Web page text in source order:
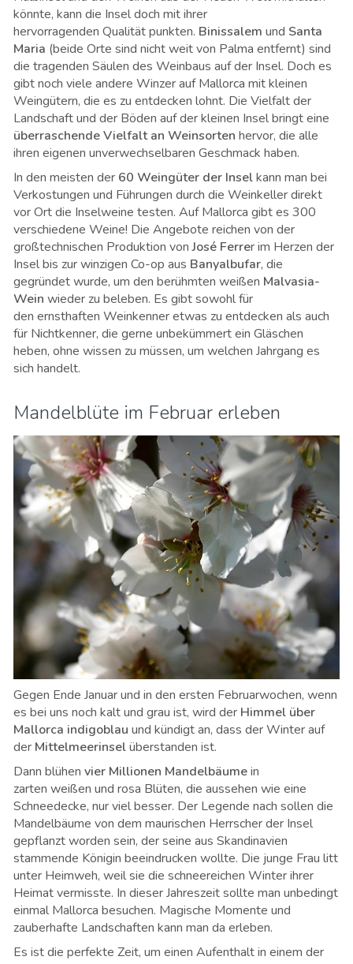
könnte, kann die Insel doch mit ihrer
hervorragenden Qualität punkten. Binissalem und Santa
Maria (beide Orte sind nicht weit von Palma entfernt) sind
die tragenden Säulen des Weinbaus auf der Insel. Doch es
gibt noch viele andere Winzer auf Mallorca mit kleinen
Weingütern, die es zu entdecken lohnt. Die Vielfalt der
Landschaft und der Böden auf der kleinen Insel bringt eine
überraschende Vielfalt an Weinsorten hervor, die alle
ihren eigenen unverwechselbaren Geschmack haben.
In den meisten der 60 Weingüter der Inselkann man bei
Verkostungen und Führungen durch die Weinkeller direkt
vor Ort die Inselweine testen. Auf Mallorca gibt es 300
verschiedene Weine! Die Angebote reichen von der
großtechnischen Produktion vonJosé Ferrer im Herzen der
Insel bis zur winzigen Co-op aus Banyalbufar, die
gegründet wurde, um den berühmten weißen Malvasia-
Wein wieder zu beleben. Es gibt sowohl für
den ernsthaften Weinkenner etwas zu entdecken als auch
für Nichtkenner, die gerne unbekümmert ein Gläschen
heben, ohne wissen zu müssen, um welchen Jahrgang es
sich handelt.
Mandelblüte im Februar erleben
Gegen Ende Januar und in den ersten Februarwochen, wenn
es bei uns noch kalt und grau ist, wird der Himmel über
Mallorca indigoblau und kündigt an, dass der Winter auf
der Mittelmeerinselüberstanden ist.
Dann blühen vier Millionen Mandelbäumein
zarten weißen und rosa Blüten, die aussehen wie eine
Schneedecke, nur viel besser. Der Legende nach sollen die
Mandelbäume von dem maurischen Herrscher der Insel
gepflanzt worden sein, der seine aus Skandinavien
stammende Königin beeindrucken wollte. Die junge Frau litt
unter Heimweh, weil sie die schneereichen Winter ihrer
Heimat vermisste. In dieser Jahreszeit sollte man unbedingt
einmal Mallorca besuchen. Magische Momente und
zauberhafte Landschaften kann man da erleben.
Es ist die perfekte Zeit, um einen Aufenthalt in einem der